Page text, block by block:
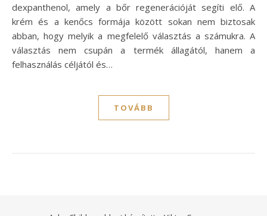
dexpanthenol, amely a bőr regenerációját segíti elő. A
krém és a kenőcs formája között sokan nem biztosak
abban, hogy melyik a megfelelő választás a számukra. A
választás nem csupán a termék állagától, hanem a
felhasználás céljától és…
TOVÁBB